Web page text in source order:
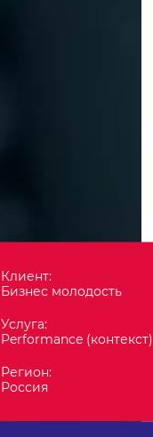
Клиент:
Бизнес молодость
Услуга:
Performance (контекст)
Регион:
Россия